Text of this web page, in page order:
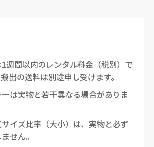
週間以内のレンタル料金（税別）で
出の送料は別途申し受けます。
は実物と若干異なる場合がありま
イズ比率（大小）は、実物と必ず
せん。